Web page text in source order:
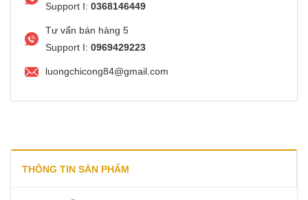
Support I: 0368146449
Tư vấn bán hàng 5
Support I: 0969429223
luongchicong84@gmail.com
THÔNG TIN SẢN PHẨM